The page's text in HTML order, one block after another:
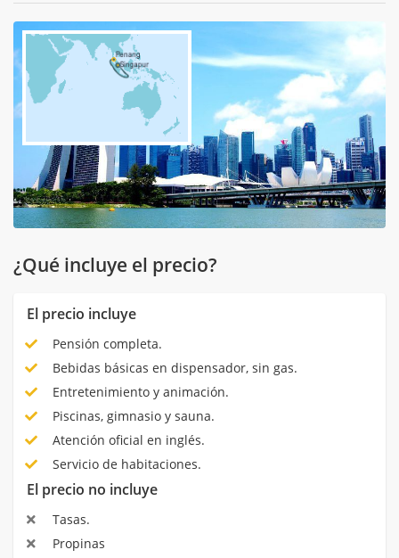
¿Qué incluye el precio?
El precio incluye
Pensión completa.
Bebidas básicas en dispensador, sin gas.
Entretenimiento y animación.
Piscinas, gimnasio y sauna.
Atención oficial en inglés.
Servicio de habitaciones.
El precio no incluye
Tasas.
Propinas